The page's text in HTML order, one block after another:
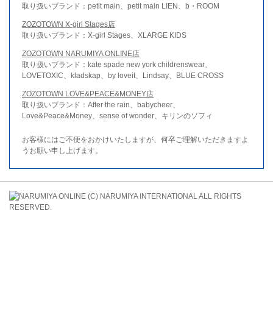
取り扱いブランド：petit main、petit main LIEN、b・ROOM
ZOZOTOWN X-girl Stages店
取り扱いブランド：X-girl Stages、XLARGE KIDS
ZOZOTOWN NARUMIYA ONLINE店
取り扱いブランド：kate spade new york childrenswear、
LOVETOXIC、kladskap、by loveit、Lindsay、BLUE CROSS
ZOZOTOWN LOVE&PEACE&MONEY店
取り扱いブランド：After the rain、babycheer、
Love&Peace&Money、sense of wonder、キリンのソフィ
お客様にはご不便をおかけいたしますが、何卒ご理解いただきますよ
うお願い申し上げます。